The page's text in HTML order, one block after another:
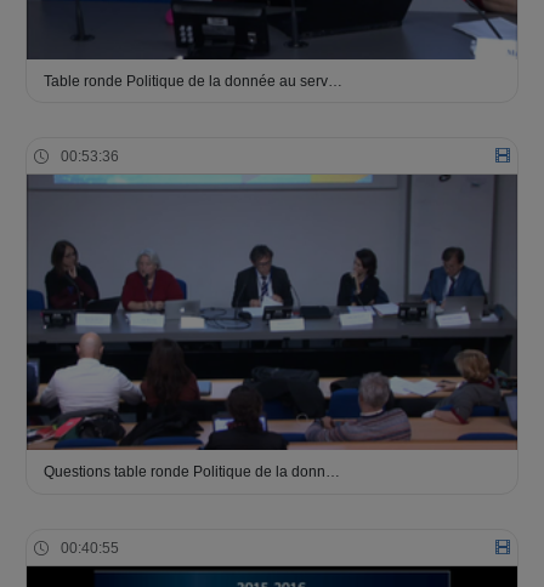
Table ronde Politique de la donnée au serv…
00:53:36
Questions table ronde Politique de la donn…
00:40:55